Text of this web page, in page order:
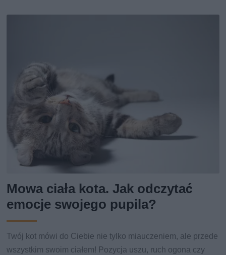
Mowa ciała kota. Jak odczytać
emocje swojego pupila?
Twój kot mówi do Ciebie nie tylko miauczeniem, ale przede
wszystkim swoim ciałem! Pozycja uszu, ruch ogona czy